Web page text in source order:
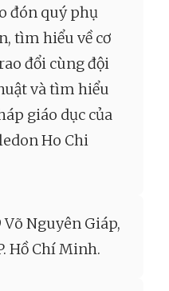
đón quý phụ
tìm hiểu về cơ
đổi cùng đội
và tìm hiểu
giáo dục của
Ho Chi
Võ Nguyên Giáp,
Hồ Chí Minh.